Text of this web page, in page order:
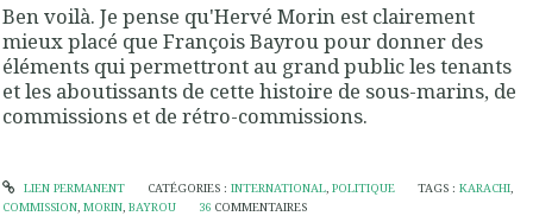
Ben voilà. Je pense qu'Hervé Morin est clairement
mieux placé que François Bayrou pour donner des
éléments qui permettront au grand public les tenants
et les aboutissants de cette histoire de sous-marins, de
commissions et de rétro-commissions.
LIEN PERMANENT CATÉGORIES : INTERNATIONAL, POLITIQUE TAGS :KARACHI,
COMMISSION, MORIN, BAYROU 36 COMMENTAIRES